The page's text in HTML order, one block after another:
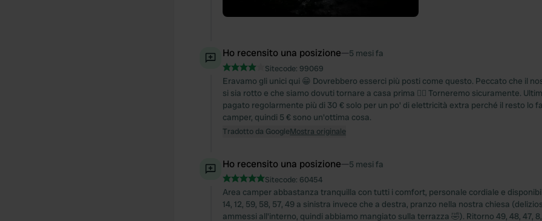
Ho recensito una posizione—5 mesi fa
Sitecode: 99069
Eravamo gli unici qui 😁 Dovrebbero esserci più posti come questo. Peccato che il
si sia rotto e che siamo dovuti tornare a casa prima 😵‍💫 Torneremo sicuramente.
pagato regolarmente più di 30 € solo per un po' di elettricità extra perché il resto lo
camper, quindi 5 € sono un'ottima cosa.
Tradotto da GoogleMostra originale
Ho recensito una posizione—5 mesi fa
Sitecode: 60454
Area camper abbastanza tranquilla con tutti i comfort, personale cordiale e
14, 12, 59, 58, 57, 49 a sinistra invece che a destra, pranzo nella nostra chiesa
ammessi all'interno, quindi abbiamo mangiato sulla terrazza 🤣). Ritorno 49, 48, 47, 8,